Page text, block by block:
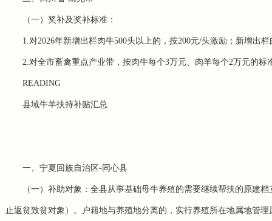
（一）奖补及奖补标准：
1.对2026年新增出栏肉牛500头以上的，按200元/头激励；新增出
2.对全市畜禽重点产业带，按肉牛每个3万元、肉羊每个2万元的标
READING
县域牛羊扶持补贴汇总
一、宁夏回族自治区-同心县
（一）补助对象：全县从事基础母牛养殖的需要继续帮扶的原建档
止返贫致贫对象）。户籍地与养殖地分离的，实行养殖所在地属地管